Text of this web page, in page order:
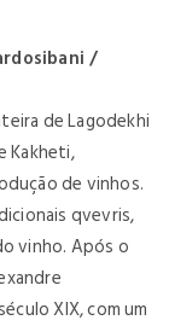
/
de Lagodekhi
Kakheti,
de vinhos.
qvevris,
vinho. Após o
XIX, com um